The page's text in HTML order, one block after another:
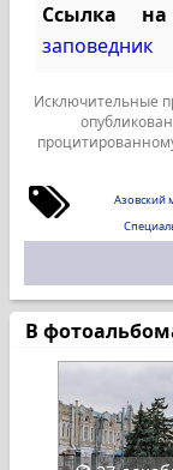
Ссылка на
заповедник
Исключительные
Азовский
В